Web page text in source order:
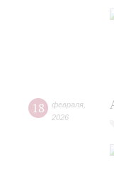
18 февраля
2026